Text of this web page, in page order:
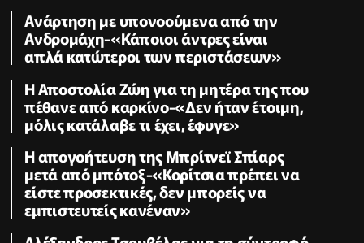
Ανάρτηση με υπονοούμενα από την
Ανδρομάχη-«Κάποιοι άντρες είναι
απλά κατώτεροι των περιστάσεων»
Η Αποστολία Ζώη για τη μητέρα της που
πέθανε από καρκίνο-«Δεν ήταν έτοιμη,
μόλις κατάλαβε τι έχει, έφυγε»
Η απογοήτευση της Μπρίτνεϊ Σπίαρς
μετά από μπότοξ-«Κορίτσια πρέπει να
είστε προσεκτικές, δεν μπορείς να
εμπιστευτείς κανέναν»